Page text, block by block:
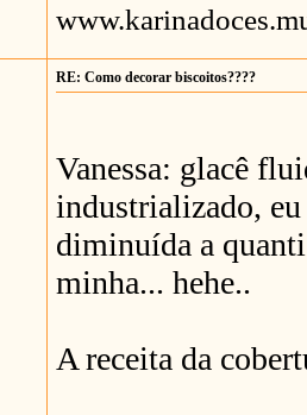
RE: Como decorar biscoitos????
Vanessa: glacê
industrializado, eu
diminuída a
minha... hehe..
A receita da